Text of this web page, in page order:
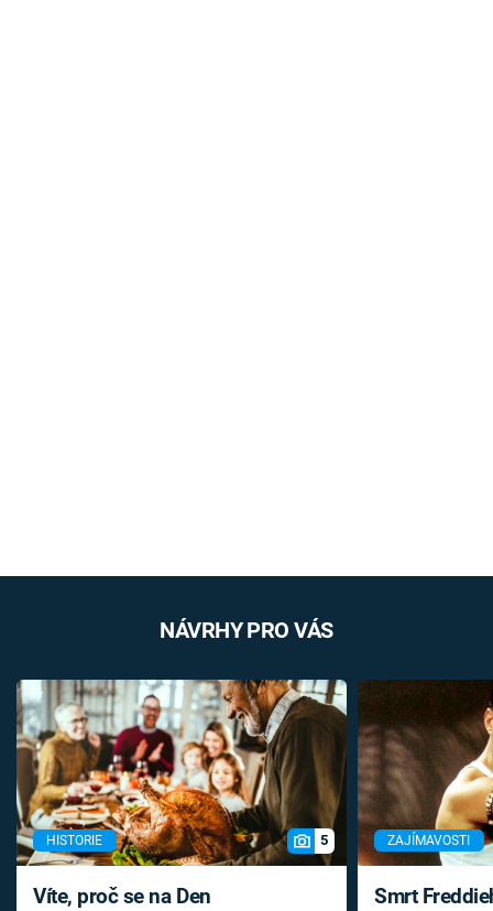
NÁVRHY PRO VÁS
HISTORIE 5
Víte, proč se na Den
ZAJÍMAVOSTI
Smrt